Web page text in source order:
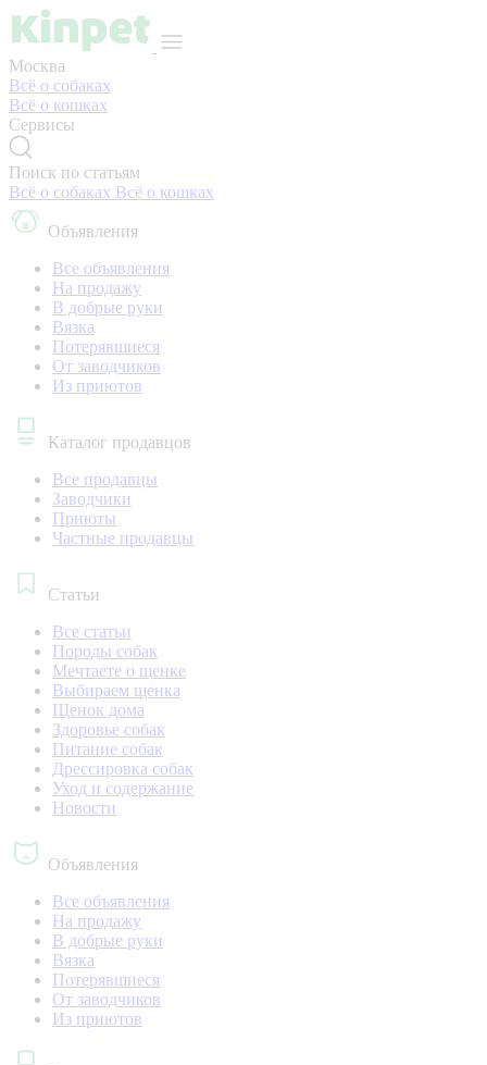
Москва
Всё о собаках
Всё о кошках
Сервисы
Поиск по статьям
Всё о собаках Всё о кошках
Объявления
Все объявления
На продажу
В добрые руки
Вязка
Потерявшиеся
От заводчиков
Из приютов
Каталог продавцов
Все продавцы
Заводчики
Приюты
Частные продавцы
Статьи
Все статьи
Породы собак
Мечтаете о щенке
Выбираем щенка
Щенок дома
Здоровье собак
Питание собак
Дрессировка собак
Уход и содержание
Новости
Объявления
Все объявления
На продажу
В добрые руки
Вязка
Потерявшиеся
От заводчиков
Из приютов